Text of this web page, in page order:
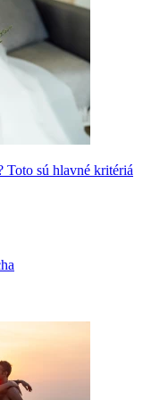
sú hlavné kritériá